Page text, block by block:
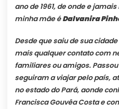
ano de 1961, de onde e
minha mãe éDalvanira
Desde que saiu de sua
mais qualquer contato com
familiares ou amigos.
seguiram a viajar pelo país,
no estado do Pará, aonde
Francisca Gouvêa Costa e